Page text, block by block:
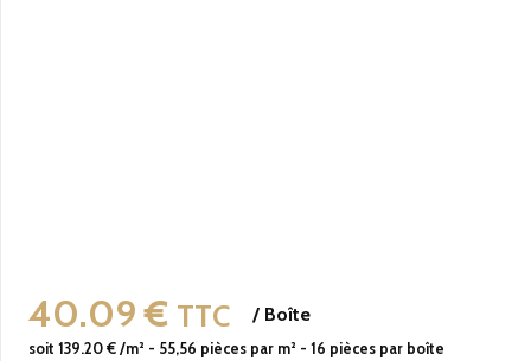
40.09€ TTC / Boîte
soit 139.20 € /m² - 55,56 pièces par m² -16 pièces par boîte